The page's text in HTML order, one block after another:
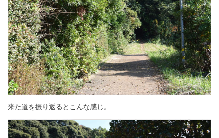
来た道を振り返るとこんな感じ。